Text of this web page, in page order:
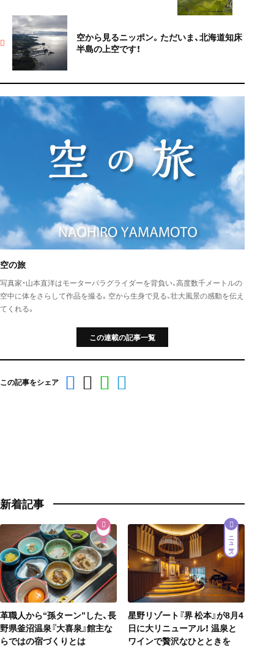
空から見るニッポン。ただいま、北海道知床
半島の上空です！
空の旅
写真家・山本直洋はモーターパラグライダーを背負い、高度数千メートルの
空中に体をさらして作品を撮る。空から生身で見る、壮大風景の感動を伝え
てくれる。
この連載の記事一覧
この記事をシェア
新着記事
革職人から“孫ターン”した、長
野県釜沼温泉『大喜泉』館主な
らではの宿づくりとは
ニュース
星野リゾート『界 松本』が8月4
日に大リニューアル！ 温泉と
ワインで贅沢なひとときを